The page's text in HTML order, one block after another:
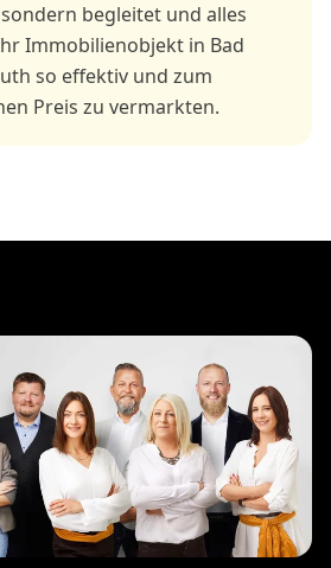
begleitet und alles
Immobilienobjekt in Bad
so effektiv und zum
Preis zu vermarkten.